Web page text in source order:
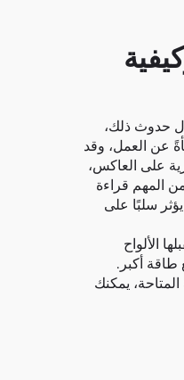
وكيفية
حال حدوث ذلك،
عن العمل، وقد
على العاكس،
المهم قراءة
سلبًا على
الألواح
مع طاقة أكبر.
يمكنك